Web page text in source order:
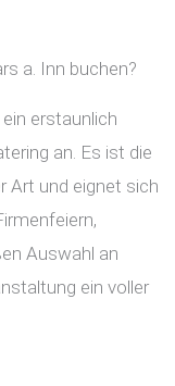
a. Inn buchen?
erstaunlich
an. Es ist die
Art und eignet sich
Auswahl an
ein voller